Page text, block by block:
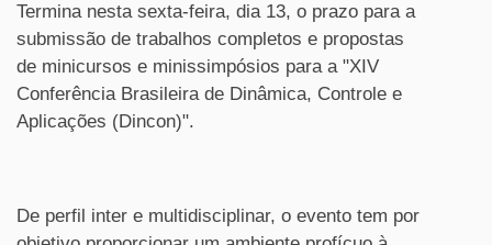
Termina nesta sexta-feira, dia 13, o prazo para a
submissão de trabalhos completos e propostas
de minicursos e minissimpósios para a "XIV
Conferência Brasileira de Dinâmica, Controle e
Aplicações (Dincon)".
De perfil inter e multidisciplinar, o evento tem por